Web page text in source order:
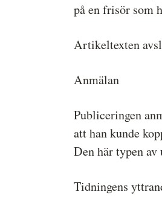
på en frisör som
Artikeltexten
Anmälan
Publiceringen
att han kunde
Den här typen av
Tidningens